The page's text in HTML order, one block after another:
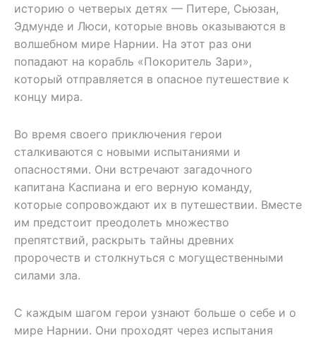
историю о четверых детях — Питере, Сьюзан,
Эдмунде и Люси, которые вновь оказываются в
волшебном мире Нарнии. На этот раз они
попадают на корабль «Покоритель Зари»,
который отправляется в опасное путешествие к
концу мира.
Во время своего приключения герои
сталкиваются с новыми испытаниями и
опасностями. Они встречают загадочного
капитана Каспиана и его верную команду,
которые сопровождают их в путешествии. Вместе
им предстоит преодолеть множество
препятствий, раскрыть тайны древних
пророчеств и столкнуться с могущественными
силами зла.
С каждым шагом герои узнают больше о себе и о
мире Нарнии. Они проходят через испытания